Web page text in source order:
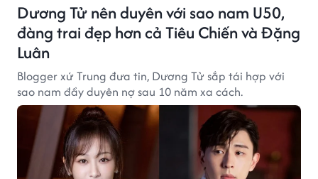
Dương Tử nên duyên với sao nam U50,
đàng trai đẹp hơn cả Tiêu Chiến và Đặng
Luân
Blogger xứ Trung đưa tin, Dương Tử sắp tái hợp với
sao nam đầy duyên nợ sau 10 năm xa cách.